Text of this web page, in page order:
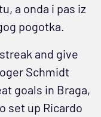
a onda i pas iz
pogotka.
and give
Schmidt
goals in Braga,
set up Ricardo